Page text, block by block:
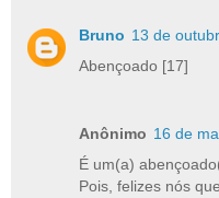
Bruno 13 de
Abençoado [17]
Anônimo 16 de
É um(a)
Pois, felizes nós